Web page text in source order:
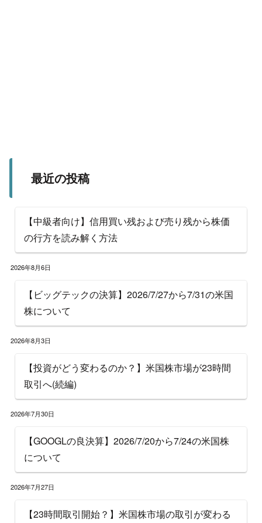
最近の投稿
【中級者向け】信用買い残および売り残から株価
の行方を読み解く方法
2026年8月6日
【ビッグテックの決算】2026/7/27から7/31の米国
株について
2026年8月3日
【投資がどう変わるのか？】米国株市場が23時間
取引へ(続編)
2026年7月30日
【GOOGLの良決算】2026/7/20から7/24の米国株
について
2026年7月27日
【23時間取引開始？】米国株市場の取引が変わる